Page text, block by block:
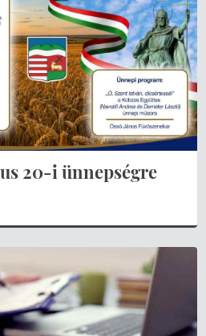
20-i ünnepségre